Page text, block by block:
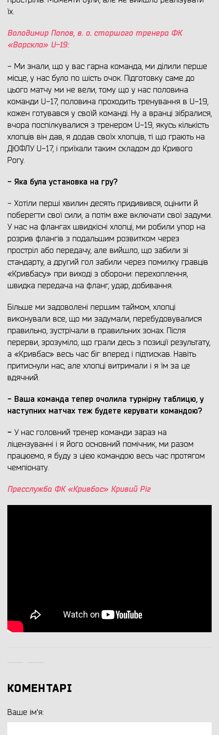
їх.
Володимир Попов, в. о. старшого тренера ФК
«Ворскла» U-19:
- Ми знали, що у вас гарна команда, ми ділили перше
місце, у нас було по шість очок. Підготовку саме до
цього матчу ми не вели, тому що у нас половина
команди U-17, половина проходить тренування в U-19,
кожен готувався у своїй команді. Ну а вранці зібралися,
вчора поспілкувалися з тренером U-19, якусь кількість
хлопців він дав, я додав своїх хлопців, ті що грають на
ДЮФЛУ U-17, і приїхали таким складом до Кривого
Рогу.
- Яка була установка на гру?
- Хотіли перші хвилин десять придивився, оцінити й
поберегти свої сили, а потім вже включати свої задуми.
У нас на флангах швидкісні хлопці, ми робили упор на
розрив флангів з подальшим розвитком через
простріл або передачу, але вийшло, що забили зі
стандарту, а другий гол забили через помилку гравців
«Кривбасу» при виході з оборони: перехоплення,
швидка передача на фланг, удар, добивання.
Більше ми задоволені першим таймом, хлопці
виконували все, що ми задумали, перебудовувалися
правильно, зустрічали в правильних зонах. Після
перерви, зрозуміло, що грали десь з позиції результату,
а «Кривбас» весь час біг вперед і підтискав. Навіть
притиснули нас, але хлопці витримали і я їм за це
вдячний.
- Ваша команда тепер очолила турнірну таблицю,у
наступних матчах теж будете керувати командою?
- У нас головний тренер команди зараз на
ліцензуванні і я його основний помічник, ми разом
працюємо, я буду з цією командою весь час протягом
чемпіонату.
Пресслужба ФК «Кривбас» Кривий Ріг
КОМЕНТАРІ
Ваше ім'я: